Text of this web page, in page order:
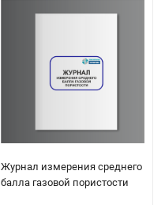
Журнал измерения среднего
балла газовой пористости